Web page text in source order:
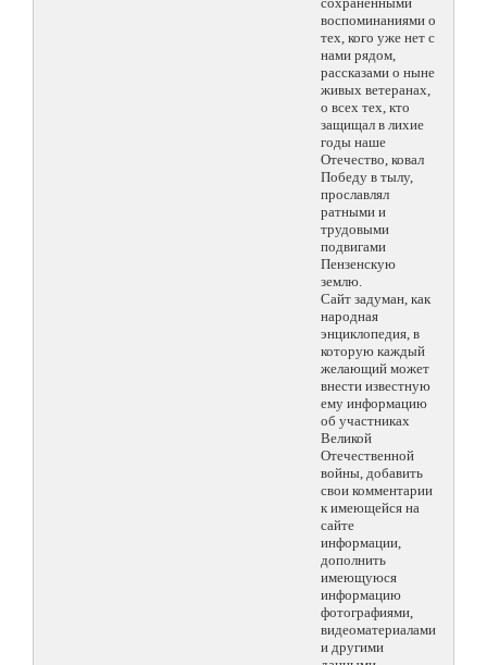
воспоминаниями о
тех, кого уже нет с
нами рядом,
рассказами о ныне
живых ветеранах,
о всех тех, кто
защищал в лихие
годы наше
Отечество, ковал
Победу в тылу,
прославлял
ратными и
трудовыми
подвигами
Пензенскую
землю.
Сайт задуман, как
народная
энциклопедия, в
которую каждый
желающий может
внести известную
ему информацию
об участниках
Великой
Отечественной
войны, добавить
свои комментарии
к имеющейся на
сайте
информации,
дополнить
имеющуюся
информацию
фотографиями,
видеоматериалами
и другими